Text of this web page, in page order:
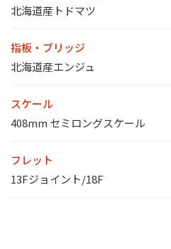
北海道産トドマツ
指板・ブリッジ
北海道産エンジュ
スケール
408mm セミロングスケール
フレット
13Fジョイント/18F